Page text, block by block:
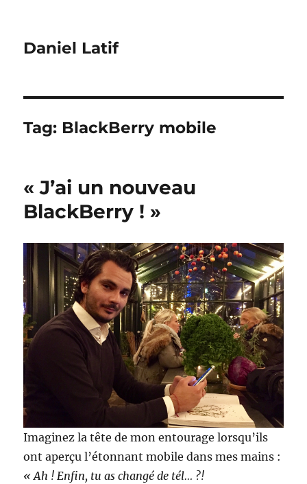
Daniel Latif
Tag: BlackBerry mobile
« J’ai un nouveau
BlackBerry ! »
Imaginez la tête de mon entourage lorsqu’ils
ont aperçu l’étonnant mobile dans mes mains :
« Ah ! Enfin, tu as changé de tél… ?!